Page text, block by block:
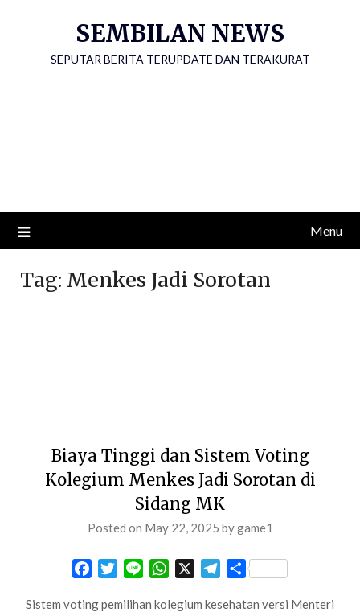
SEMBILAN NEWS
SEPUTAR BERITA TERUPDATE DAN TERAKURAT
Menu
Tag: Menkes Jadi Sorotan
Biaya Tinggi dan Sistem Voting
Kolegium Menkes Jadi Sorotan di
Sidang MK
Posted on May 22, 2025 bygame1
FacebookTwitterLine WhatsApp Telegram
Share
Sistem voting pemilihan kolegium kesehatan versi Menteri